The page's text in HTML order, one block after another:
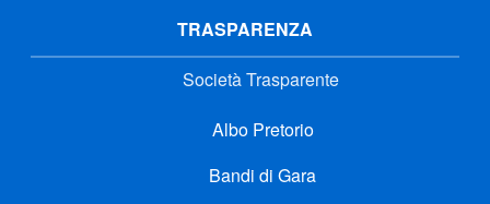
TRASPARENZA
Società Trasparente
Albo Pretorio
Bandi di Gara